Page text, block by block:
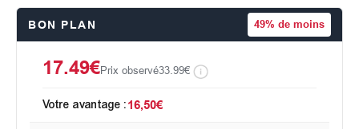
BON PLAN 49% de moins
17.49€Prix observé33.99€
Votre avantage :16,50€